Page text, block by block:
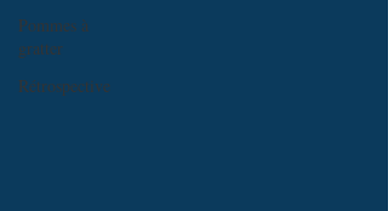
Pommes à
gratter
Rétrospective